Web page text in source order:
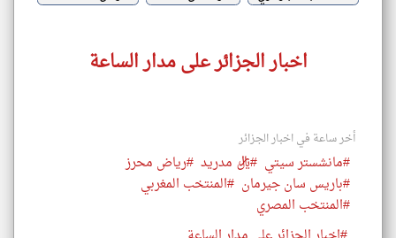
اخبار الجزائر على مدار الساعة
أخر ساعة في اخبار الجزائر
#مانشستر سيتي #ريال مدريد #رياض محرز
#باريس سان جيرمان #المنتخب المغربي
#المنتخب المصري